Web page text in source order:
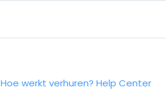
Hoe werkt verhuren? Help Center